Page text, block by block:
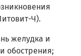
Ч).
желудка и
обострения;